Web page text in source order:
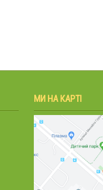
МИ НА КАРТІ